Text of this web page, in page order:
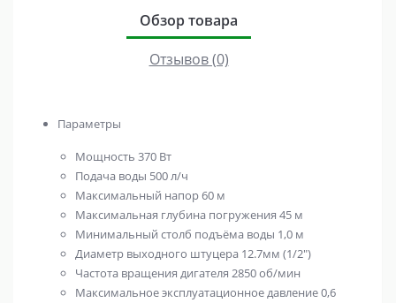
Обзор товара
Отзывов (0)
Параметры
Мощность 370 Вт
Подача воды 500 л/ч
Максимальный напор60 м
Максимальная глубина погружения 45 м
Минимальный столб подъёма воды 1,0 м
Диаметр выходного штуцера 12.7мм (1/2")
Частота вращения дигателя 2850 об/мин
Максимальное эксплуатационное давление0,6